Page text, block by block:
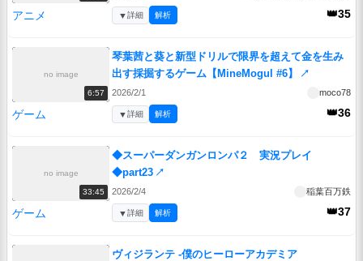
アニメ 👑35
▼詳細 解析
no image
6:57
琴葉茜と葵と新型ドリルで限界を超えて金を生み
出す採掘するゲーム【MineMogul #6】
↗
2026/2/1 moco78
ゲーム 👑36
▼詳細 解析
no image
33:45
◆スーパーダンガンロンパ２ 実況プレイ
◆part23 ↗
2026/2/4 稲葉百万鉄
ゲーム 👑37
▼詳細 解析
ヴィジランテ -僕のヒーローアカデミア